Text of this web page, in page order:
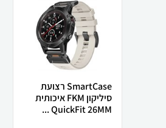
SmartCase רצועת
סיליקון FKM איכותית
QuickFit 26MM ...